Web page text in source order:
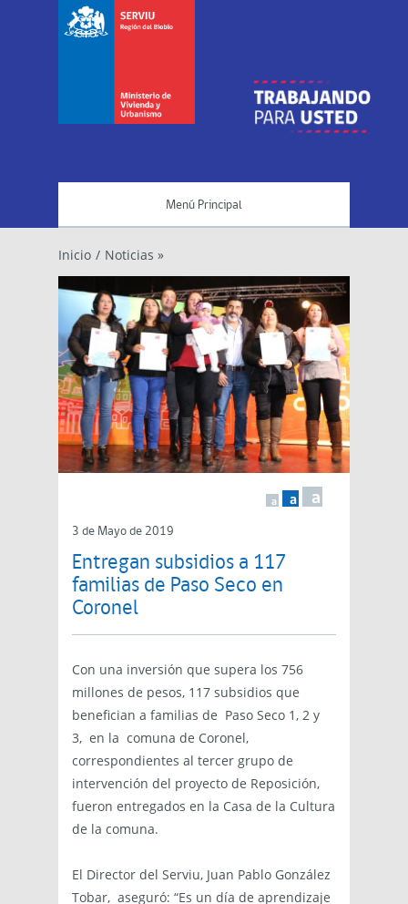
Menú Principal
Inicio / Noticias »
a a a
3 de Mayo de 2019
Entregan subsidios a 117
familias de Paso Seco en
Coronel
Con una inversión que supera los 756
millones de pesos, 117 subsidios que
benefician a familias de Paso Seco 1, 2 y
3, en la comuna de Coronel,
correspondientes al tercer grupo de
intervención del proyecto de Reposición,
fueron entregados en la Casa de la Cultura
de la comuna.
El Director del Serviu, Juan Pablo González
Tobar, aseguró: “Es un día de aprendizaje